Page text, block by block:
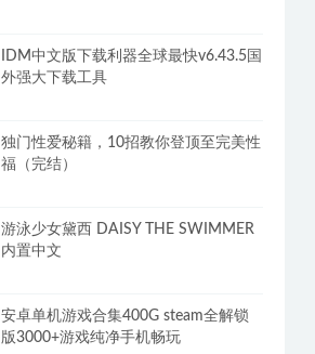
IDM中文版下载利器全球最快v6.43.5国
外强大下载工具
独门性爱秘籍，10招教你登顶至完美性
福（完结）
游泳少女黛西 DAISY THE SWIMMER
内置中文
安卓单机游戏合集400G steam全解锁
版3000+游戏纯净手机畅玩